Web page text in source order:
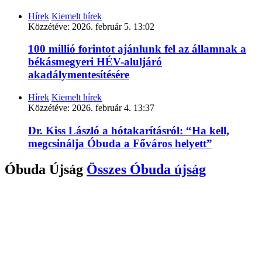
Hírek Kiemelt hírek
Közzétéve: 2026. február 5. 13:02
100 millió forintot ajánlunk fel az államnak a
békásmegyeri HÉV-aluljáró
akadálymentesítésére
Hírek Kiemelt hírek
Közzétéve: 2026. február 4. 13:37
Dr. Kiss László a hótakarításról: “Ha kell,
megcsinálja Óbuda a Főváros helyett”
Óbuda Újság Összes Óbuda újság